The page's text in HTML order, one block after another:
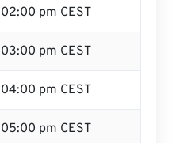
02:00 pm CEST
03:00 pm CEST
04:00 pm CEST
05:00 pm CEST